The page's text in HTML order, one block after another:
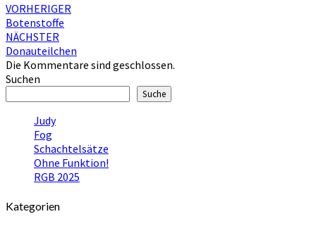
Beitragsnavigation
VORHERIGER
Botenstoffe
NÄCHSTER
Donauteilchen
Die Kommentare sind geschlossen.
Suchen
Suche
Judy
Fog
Schachtelsätze
Ohne Funktion!
RGB 2025
Kategorien